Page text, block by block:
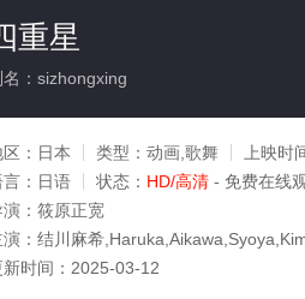
重星
名：sizhongxing
： 日本 类型： 动画,歌舞 上映时
： 日语 状态： HD/高清 - 免费在线
： 筱原正宽
： 结川麻希
时间： 2025-03-12